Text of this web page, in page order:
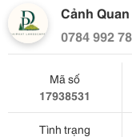
Cảnh
0784 992
Mã số
17938531
Tình trạng